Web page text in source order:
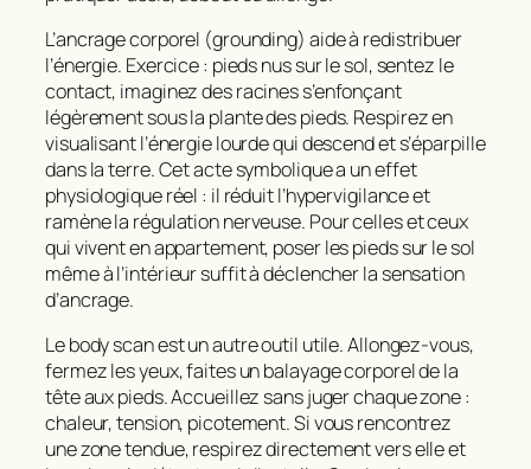
L’ancrage corporel (grounding) aide à redistribuer
l’énergie. Exercice : pieds nus sur le sol, sentez le
contact, imaginez des racines s’enfonçant
légèrement sous la plante des pieds. Respirez en
visualisant l’énergie lourde qui descend et s’éparpille
dans la terre. Cet acte symbolique a un effet
physiologique réel : il réduit l’hypervigilance et
ramène la régulation nerveuse. Pour celles et ceux
qui vivent en appartement, poser les pieds sur le sol
même à l’intérieur suffit à déclencher la sensation
d’ancrage.
Le body scan est un autre outil utile. Allongez-vous,
fermez les yeux, faites un balayage corporel de la
tête aux pieds. Accueillez sans juger chaque zone :
chaleur, tension, picotement. Si vous rencontrez
une zone tendue, respirez directement vers elle et